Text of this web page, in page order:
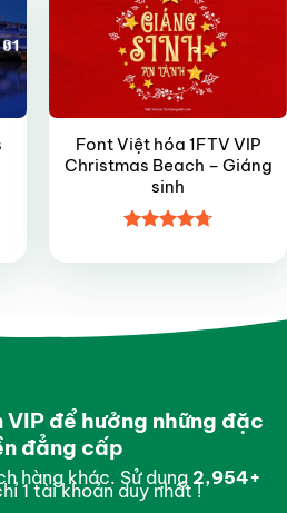
Font Việt hóa 1FTV VIP
Christmas Beach – Giáng
sinh
hạng4.75
để hưởng những đặc
đẳng cấp
hàng khác. Sử dụng 2,997+
1 tài khoản duy nhất !